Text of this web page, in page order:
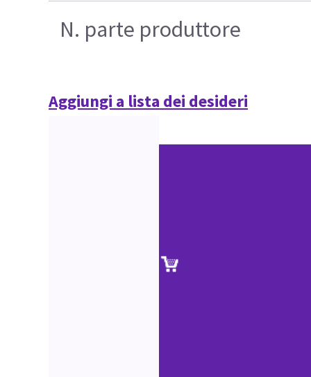
N. parte produttore
Aggiungi a lista dei desideri